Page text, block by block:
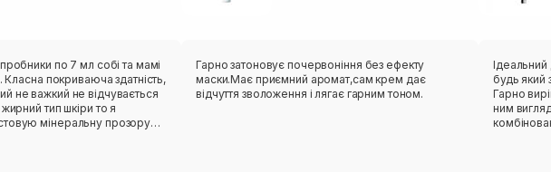
по 7 мл собі та мамі
Класна покриваюча здатність,
не важкий не відчувається
тип шкіри то я
мінеральну прозору
Гарно затоновує почервоніння без ефекту
маски.Має приємний аромат,сам крем дає
відчуття зволоження і лягає гарним тоном.
будь який
Гарно
ним